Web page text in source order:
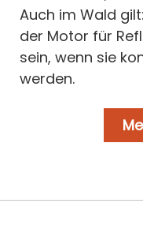
Auch im Wald
der Motor für
sein, wenn sie
werden.